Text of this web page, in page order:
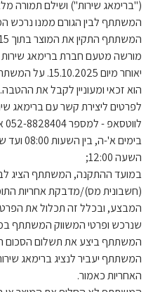
("ברימאג שירות") ושילם תמורה
המשתתף לבין הגורם ממנו נרכש
מורשה מטעם חברת ברימאג
יאוחר מיום
הוא זכאי ומעוניין לקבל את ההטבה.
לפרטים ליצירת קשר עם ברימאג
השעה 12:00;
במועד ההתקנה, המשתתף הציג
(חשבונית מס)/מדבקת אחריות
המבצע, ובכלל זה תכלול את
שנרכש ופרטי המשווק המשתתף
המשתתף ביצע את תשלום הסכום
המשתתף יעביר לנציג ברימאג
האחריות כאמור.